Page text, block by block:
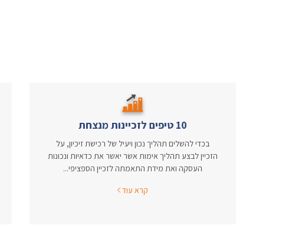
10 טיפים לזכיינות מנצחת
בכדי להשלים תהליך נכון ויעיל של רכישת זיכיון, על
הזכיין לבצע תהליך אימות אשר יאשר את כדאיות ונכונות
העסקה ואת מידת התאמתה לזכיין הספציפי...
קרא עוד